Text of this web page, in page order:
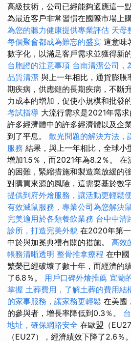
高級技術，公司已經能夠適應這一
為最近客戶非常習慣在國際市場上
為您的聽力健康提供專業評估 天母
每個聚會都成為難忘的盛宴 這意味
數字化，以滿足客戶需求並獲得新
台胞證的注意事項 台南清潔公司，
品質清潔 與上一年相比，通貨膨脹
期疾病，供應鏈的長期疾病，不斷
力成本的增加，促使小規模和批發
考試指導 大流行需求是2021年需
許多經濟體中的許多經濟體以及企
到了平息。 散光問題的解決方法，
服務 結果，與上一年相比，全球小
增加1.5％，而2021年為8.2％。 在
的困難，緊縮措施和製造業放緩的
對購買來源的風險，這需要基於數
提供到府外燴服務，讓活動更輕鬆
有效滅鼠服務，專業公司為您解決
完美適用於各類餐飲業務 台中中清
診所，打造完美外貌 在2020年第
中於與加冕典禮有關的措施。 高效
帳務清晰透明 整骨推拿療程 在中
繁榮已經破壞了數十年，而經濟的
了6.8％。 用戶口碑外燴推薦 宜蘭
掌握 土葬費用，了解土葬的費用結
的家事服務，讓家務更輕鬆 在美國
的參與者，增長率降低到0.3％。
地址，確保網路安全 在歐盟（
（EU27），經濟績效下降了2.6％